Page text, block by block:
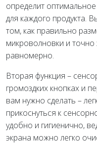
определит
для каждого продукта.
том, как правильно
микроволновки и точно
равномерно.
Вторая функция –
громоздких кнопках и
вам нужно сделать –
прикоснуться к
удобно и гигиенично,
экрана можно легко